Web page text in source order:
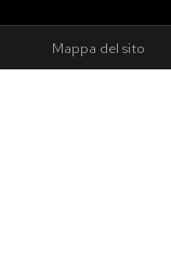
Mappa del sito